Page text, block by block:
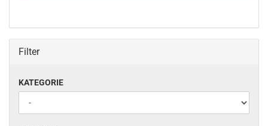
Filter
KATEGORIE
KATEGORIE